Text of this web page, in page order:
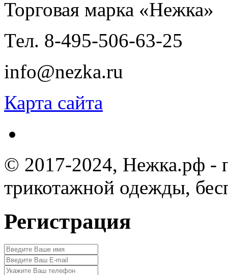
Торговая марка «Нежка»
Тел. 8-495-506-63-25
info@nezka.ru
Карта сайта
© 2017-2024, Нежка.рф -
трикотажной одежды,
Регистрация